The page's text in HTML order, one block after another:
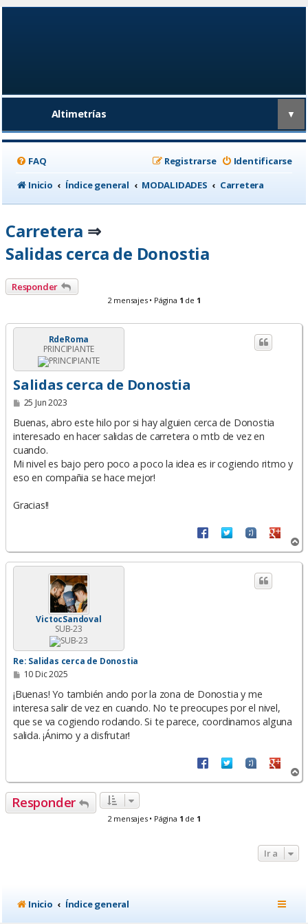
Altimetrías ▼
FAQ Identificarse
Registrarse
Inicio
Índice general MODALIDADES Carretera
Carretera ⇒
Salidas cerca de Donostia
Responder
2 mensajes • Página 1 de 1
RdeRoma
PRINCIPIANTE
Salidas cerca de Donostia
M
n
s
a
j
e
25 Jun 2023
Buenas, abro este hilo por si hay alguien cerca de Donostia
interesado en hacer salidas de carretera o mtb de vez en
cuando.
Mi nivel es bajo pero poco a poco la idea es ir cogiendo ritmo y
eso en compañia se hace mejor!
Gracias!!
r
r
VictocSandoval
SUB-23
Re: Salidas cerca de Donostia
M
n
s
a
j
e
10 Dic 2025
¡Buenas! Yo también ando por la zona de Donostia y me
interesa salir de vez en cuando. No te preocupes por el nivel,
que se va cogiendo rodando. Si te parece, coordinamos alguna
salida. ¡Ánimo y a disfrutar!
r
Responder
2 mensajes • Página 1 de 1
Ir a
Inicio Índice general